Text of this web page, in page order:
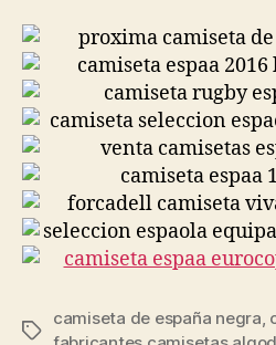
Etiquetas
camiseta de españa negra,